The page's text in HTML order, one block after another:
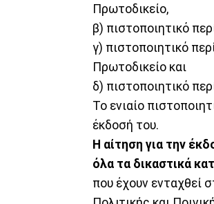
Πρωτοδικείο,
β) πιστοποιητικό
γ) πιστοποιητικό
Πρωτοδικείο και
δ) πιστοποιητικό
Το ενιαίο
έκδοσή του.
Η αίτηση για την
όλα τα δικαστικά
που έχουν ενταχθεί